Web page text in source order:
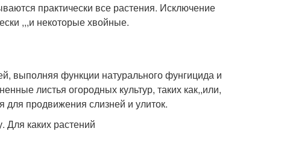
практически все растения. Исключение
,,,и некоторые хвойные.
выполняя функции натурального фунгицида и
листья огородных культур, таких как,,или,
для продвижения слизней и улиток.